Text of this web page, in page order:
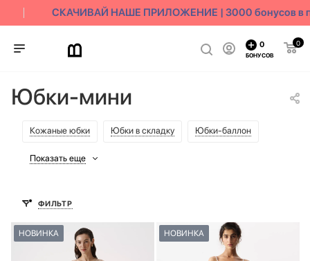
СКАЧИВАЙ НАШЕ ПРИЛОЖЕНИЕ | 3000 бонусов в
0
0
БОНУСОВ
Юбки-мини
Кожаные юбки Юбки в складку Юбки-баллон
Показать еще
ФИЛЬТР
НОВИНКА НОВИНКА